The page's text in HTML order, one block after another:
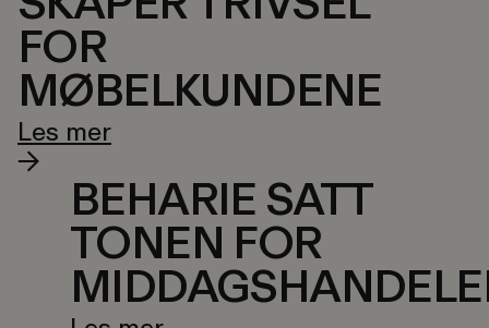
FOR
MØBELKUNDENE
Les mer
BEHARIE SATT
TONEN FOR